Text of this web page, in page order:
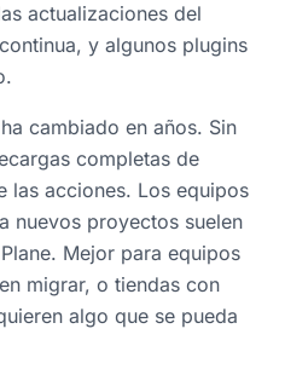
actualizaciones del
y algunos plugins
cambiado en años. Sin
completas de
las acciones. Los equipos
nuevos proyectos suelen
Mejor para equipos
migrar, o tiendas con
algo que se pueda